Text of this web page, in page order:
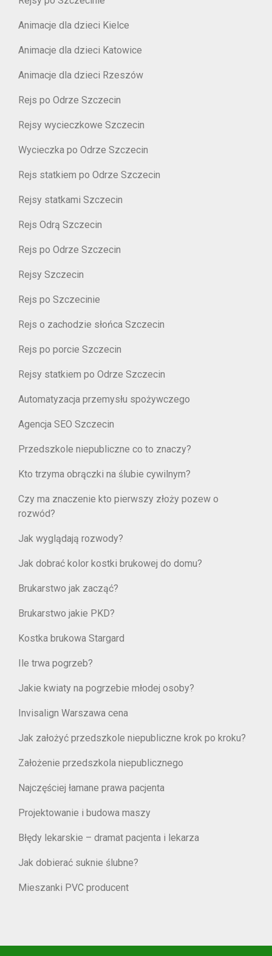
Animacje dla dzieci Kielce
Animacje dla dzieci Katowice
Animacje dla dzieci Rzeszów
Rejs po Odrze Szczecin
Rejsy wycieczkowe Szczecin
Wycieczka po Odrze Szczecin
Rejs statkiem po Odrze Szczecin
Rejsy statkami Szczecin
Rejs Odrą Szczecin
Rejs po Odrze Szczecin
Rejsy Szczecin
Rejs po Szczecinie
Rejs o zachodzie słońca Szczecin
Rejs po porcie Szczecin
Rejsy statkiem po Odrze Szczecin
Automatyzacja przemysłu spożywczego
Agencja SEO Szczecin
Przedszkole niepubliczne co to znaczy?
Kto trzyma obrączki na ślubie cywilnym?
Czy ma znaczenie kto pierwszy złoży pozew o
rozwód?
Jak wyglądają rozwody?
Jak dobrać kolor kostki brukowej do domu?
Brukarstwo jak zacząć?
Brukarstwo jakie PKD?
Kostka brukowa Stargard
Ile trwa pogrzeb?
Jakie kwiaty na pogrzebie młodej osoby?
Invisalign Warszawa cena
Jak założyć przedszkole niepubliczne krok po kroku?
Założenie przedszkola niepublicznego
Najczęściej łamane prawa pacjenta
Projektowanie i budowa maszy
Błędy lekarskie – dramat pacjenta i lekarza
Jak dobierać suknie ślubne?
Mieszanki PVC producent